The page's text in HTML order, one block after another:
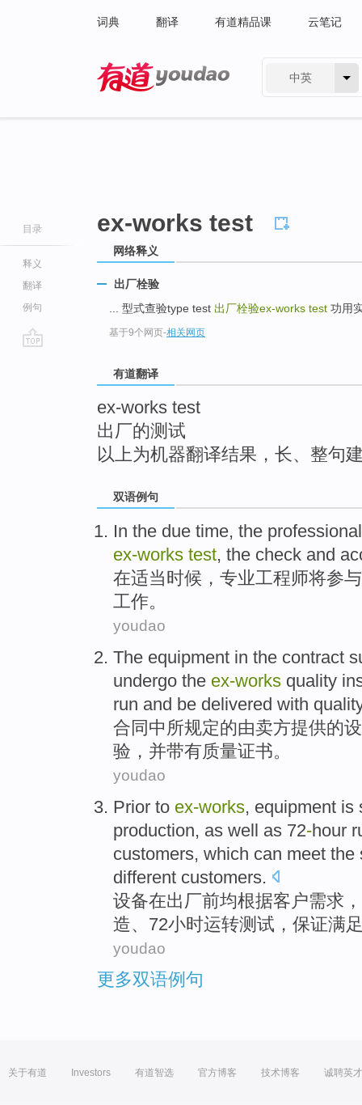
词典 翻译 有道精品课 云笔记
中英
目录
释义
翻译
例句
ex-works test
网络释义
出厂栓验
... 型式查验type test 出厂栓验ex-works test 功用
基于9个网页-相关网页
有道翻译
ex-works test
出厂的测试
以上为机器翻译结果，长、整句
双语例句
In the due time, the professional
ex-works test, the check and
在适当时候 ， 专业工程师将参与
工作。
youdao
The equipment in the contract
undergo the ex-works quality
run and be delivered with
合同 中所规定的由卖方提供的
验 ，并带有质量证书。
youdao
Prior to ex-works, equipment is
production, as well as 72-hour
customers, which can meet the
different customers.
设备在出厂前均根据客户需求 ，
造、72小时运转测试 ，保证满
youdao
更多双语例句
关于有道 Investors 有道智选 官方博客 技术博客 诚聘英才